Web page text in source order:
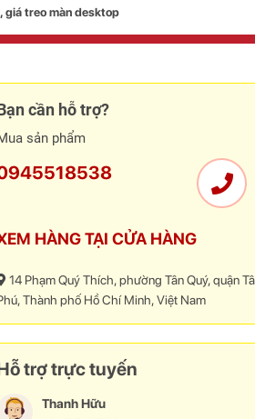
giá treo màn desktop
cần hỗ trợ?
sản phẩm
HÀNG TẠI CỬA HÀNG
14 Phạm Quý Thích, phường Tân Quý, quận
Thành phố Hồ Chí Minh, Việt Nam
trợ trực tuyến
Thanh Hữu